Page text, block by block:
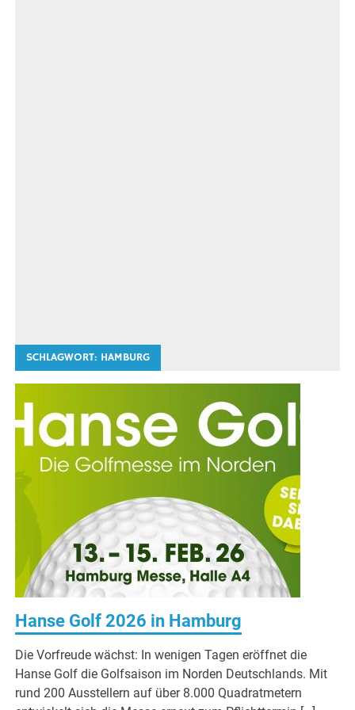
SCHLAGWORT: HAMBURG
Hanse Golf 2026 in Hamburg
Die Vorfreude wächst: In wenigen Tagen eröffnet die
Hanse Golf die Golfsaison im Norden Deutschlands. Mit
rund 200 Ausstellern auf über 8.000 Quadratmetern